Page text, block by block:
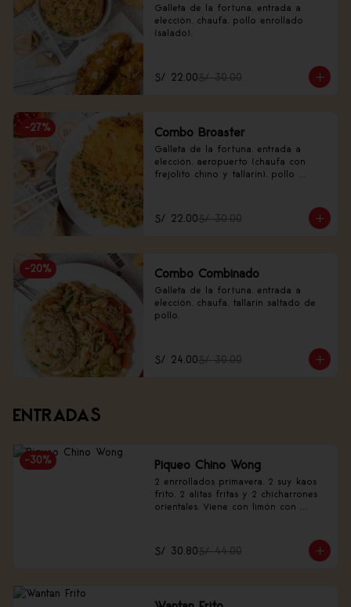
Galleta de la fortuna, entrada a
elección, chaufa, pollo enrollado
(salado).
S/ 22.00S/ 30.00
-27% Combo Broaster
Galleta de la fortuna, entrada a
elección, aeropuerto (chaufa con
frejolito chino y tallarín), pollo
S/ 22.00S/ 30.00
-20% Combo Combinado
Galleta de la fortuna, entrada a
elección, chaufa, tallarín saltado de
pollo.
S/ 24.00S/ 30.00
ENTRADAS
-30% Piqueo Chino Wong
2 enrrollados primavera, 2 suy kaos
frito, 2 alitas fritas y 2 chicharrones
orientales. Viene con limón con
S/ 30.80S/ 44.00